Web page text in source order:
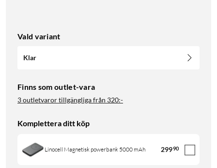
Vald variant
Klar
Finns som outlet-vara
3 outletvaror tillgängliga från 320:-
Komplettera ditt köp
Linocell Magnetisk powerbank 5000 mAh 29990